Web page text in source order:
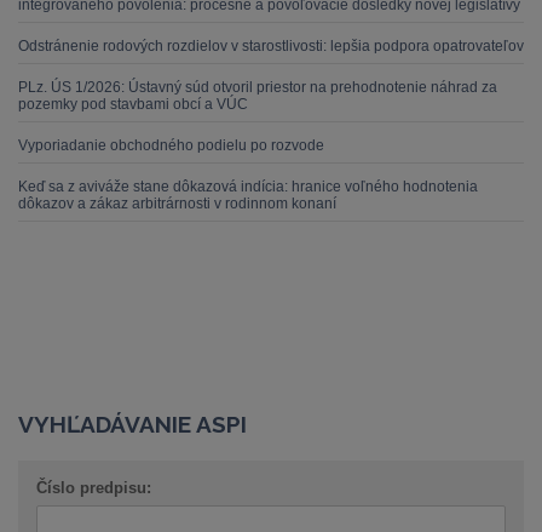
integrovaného povolenia: procesné a povoľovacie dôsledky novej legislatívy
Odstránenie rodových rozdielov v starostlivosti: lepšia podpora opatrovateľov
PLz. ÚS 1/2026: Ústavný súd otvoril priestor na prehodnotenie náhrad za
pozemky pod stavbami obcí a VÚC
Vyporiadanie obchodného podielu po rozvode
Keď sa z aviváže stane dôkazová indícia: hranice voľného hodnotenia
dôkazov a zákaz arbitrárnosti v rodinnom konaní
VYHĽADÁVANIE ASPI
Číslo predpisu: